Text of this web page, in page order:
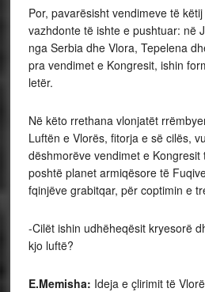
Por, pavarësisht vendimeve të
vazhdonte të ishte e pushtuar: në
nga Serbia dhe Vlora, Tepelena
pra vendimet e Kongresit, ishin
letër.
Në këto rrethana vlonjatët
Luftën e Vlorës, fitorja e së cilës,
dëshmorëve vendimet e
poshtë planet armiqësore të
fqinjëve grabitqar, për coptimin e
-Cilët ishin udhëheqësit kryesorë
kjo luftë?
E.Memisha: Ideja e çlirimit të